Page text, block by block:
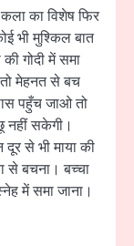
का विशेष फिर
भी मुश्किल बात
गोदी में समा
मेहनत से बच
पहुँच जाओ तो
नहीं सकेगी।
से भी माया की
से बचना। बच्चा
में समा जाना।